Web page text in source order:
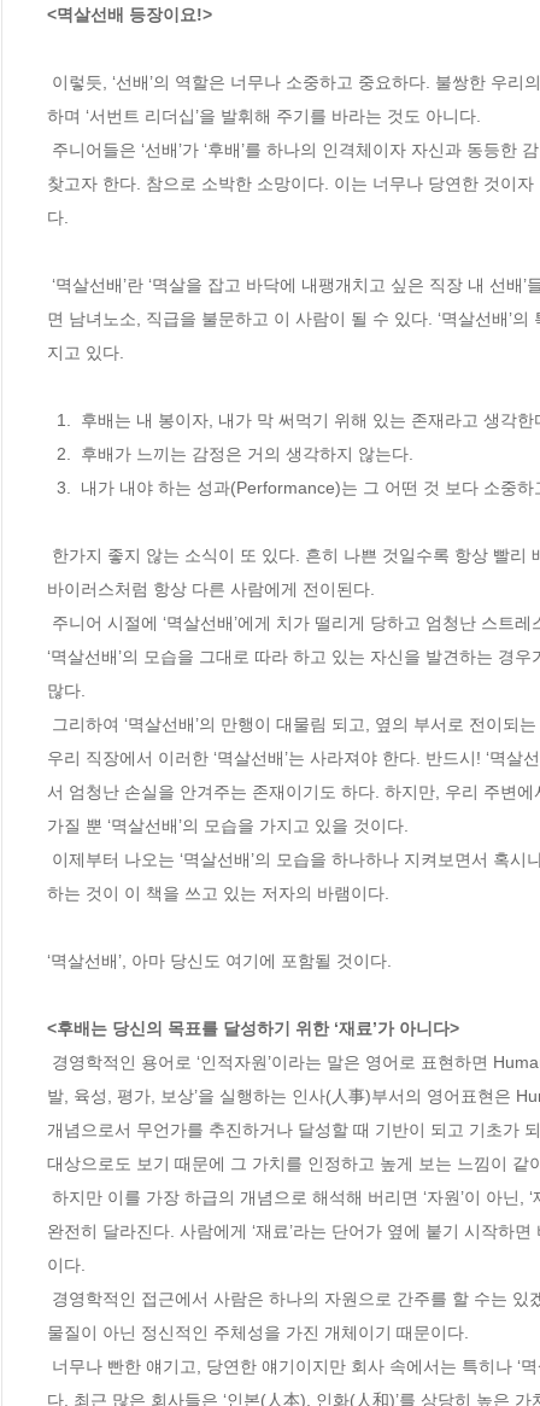
<멱살선배 등장이요!>
하며 ‘서번트 리더십’을 발휘해 주기를 바라는 것도 아니다.
찾고자 한다. 참으로 소박한 소망이다. 이는 너무나 당연한 것이
다.
면 남녀노소, 직급을 불문하고 이 사람이 될 수 있다. ‘멱살선배’
지고 있다.
1.  후배는 내 봉이자, 내가 막 써먹기 위해 있는 존재라고 생각한
  2.  후배가 느끼는 감정은 거의 생각하지 않는다.
3.  내가 내야 하는 성과(Performance)는 그 어떤 것 보다 소중
바이러스처럼 항상 다른 사람에게 전이된다.
‘멱살선배’의 모습을 그대로 따라 하고 있는 자신을 발견하는 경
많다.
그리하여 ‘멱살선배’의 만행이 대물림 되고, 옆의 부서로 전이되
우리 직장에서 이러한 ‘멱살선배’는 사라져야 한다. 반드시! ‘멱
서 엄청난 손실을 안겨주는 존재이기도 하다. 하지만, 우리 주변
가질 뿐 ‘멱살선배’의 모습을 가지고 있을 것이다.
하는 것이 이 책을 쓰고 있는 저자의 바램이다.
‘멱살선배’, 아마 당신도 여기에 포함될 것이다.
<후배는 당신의 목표를 달성하기 위한 ‘재료’가 아니다>
발, 육성, 평가, 보상’을 실행하는 인사(人事)부서의 영어표현은
개념으로서 무언가를 추진하거나 달성할 때 기반이 되고 기초가
대상으로도 보기 때문에 그 가치를 인정하고 높게 보는 느낌이 같
완전히 달라진다. 사람에게 ‘재료’라는 단어가 옆에 붙기 시작하
이다.
물질이 아닌 정신적인 주체성을 가진 개체이기 때문이다.
다. 최근 많은 회사들은 ‘인본(人本), 인화(人和)’를 상당히 높은